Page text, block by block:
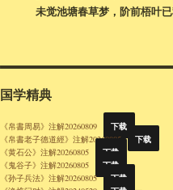
未觉池塘春草梦，阶前梧叶已
国学精典
《帛書周易》注解20260809 下载
《帛書老子德道經》注解20260805 下载
《黄石公》注解20260805 下载
《鬼谷子》注解20260805 下载
《孙子兵法》注解20260805 下载